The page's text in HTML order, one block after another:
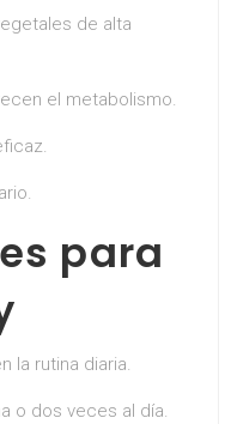
de alta
el metabolismo.
para
la rutina diaria.
o dos veces al día.